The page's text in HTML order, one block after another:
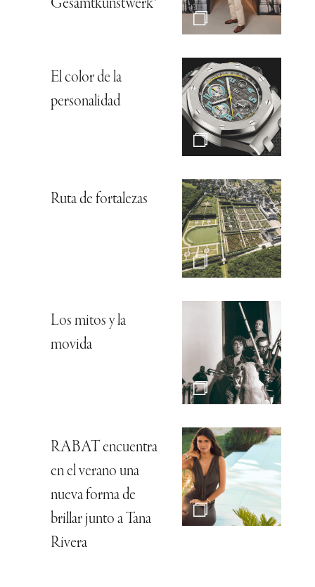
Gesamtkunstwerk*
El color de la
personalidad
Ruta de fortalezas
Los mitos y la
movida
RABAT encuentra
en el verano una
nueva forma de
brillar junto a Tana
Rivera